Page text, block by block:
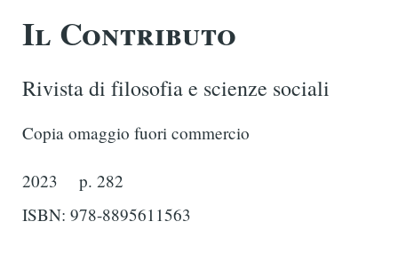
Il Contributo
Rivista di filosofia e scienze sociali
Copia omaggio fuori commercio
2023
p. 282
ISBN: 978-8895611563